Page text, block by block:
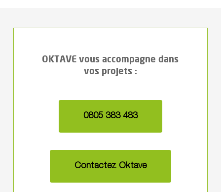
OKTAVE vous accompagne dans
vos projets :
0805 383 483
Contactez Oktave